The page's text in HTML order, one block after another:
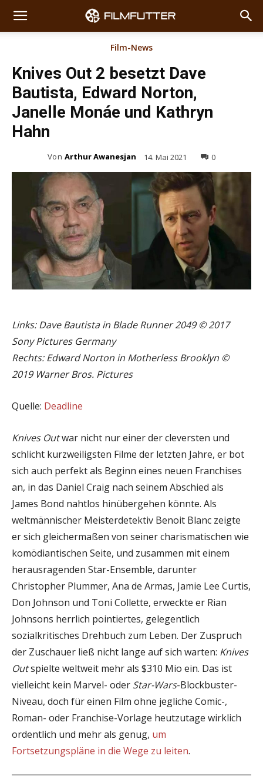
Film-News
Knives Out 2 besetzt Dave
Bautista, Edward Norton,
Janelle Monáe und Kathryn
Hahn
Von Arthur Awanesjan 14. Mai 2021 0
Links: Dave Bautista in Blade Runner 2049©2017
Sony Pictures Germany
Rechts: Edward Norton in Motherless Brooklyn ©
2019 Warner Bros. Pictures
Quelle: Deadline
Knives Outwar nicht nur einer der cleversten und
schlicht kurzweiligsten Filme der letzten Jahre, er bot
sich auch perfekt als Beginn eines neuen Franchises
an, in das Daniel Craig nach seinem Abschied als
James Bond nahtlos hinübergehen könnte. Als
weltmännischer Meisterdetektiv Benoit Blanc zeigte
er sich gleichermaßen von seiner charismatischen wie
komödiantischen Seite, und zusammen mit einem
herausragenden Star-Ensemble, darunter
Christopher Plummer, Ana de Armas, Jamie Lee Curtis,
Don Johnson und Toni Collette, erweckte er Rian
Johnsons herrlich pointiertes, gelegentlich
sozialkritisches Drehbuch zum Leben. Der Zuspruch
der Zuschauer ließ nicht lange auf sich warten: Knives
Outspielte weltweit mehr als $310 Mio ein. Das ist
vielleicht kein Marvel- oder Star-Wars-Blockbuster-
Niveau, doch für einen Film ohne jegliche Comic-,
Roman- oder Franchise-Vorlage heutzutage wirklich
ordentlich und mehr als genug, um
Fortsetzungspläne in die Wege zu leiten.